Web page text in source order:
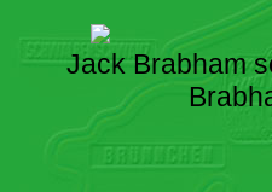
Jack Brabham